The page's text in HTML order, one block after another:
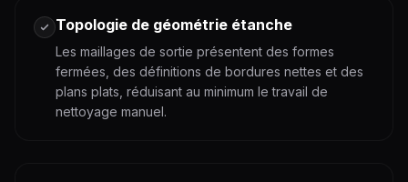
Topologie de géométrie étanche
Les maillages de sortie présentent des formes
fermées, des définitions de bordures nettes et des
plans plats, réduisant au minimum le travail de
nettoyage manuel.